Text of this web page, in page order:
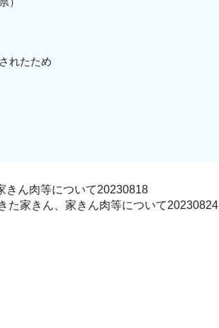
れたため
きん肉等について20230818
た家きん、家きん肉等について20230824